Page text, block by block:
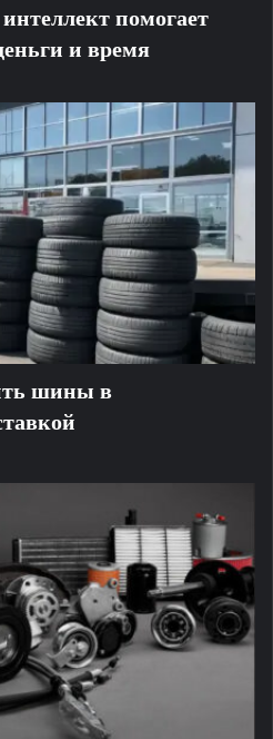
помогает
и время
шины в